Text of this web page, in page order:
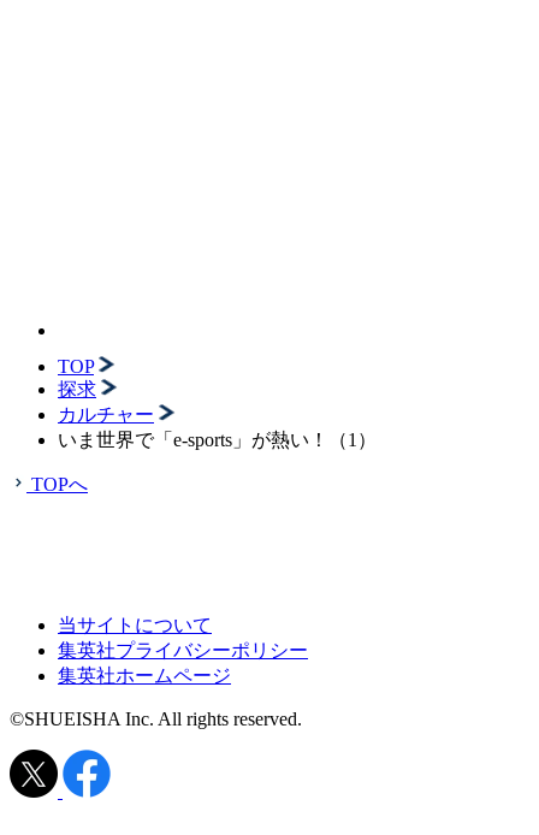
TOP
探求
カルチャー
いま世界で「e-sports」が熱い！（1）
TOPへ
当サイトについて
集英社プライバシーポリシー
集英社ホームページ
©SHUEISHA Inc. All rights reserved.